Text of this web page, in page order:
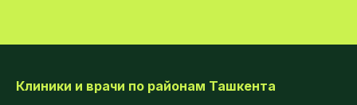
Клиники и врачи по районам Ташкента